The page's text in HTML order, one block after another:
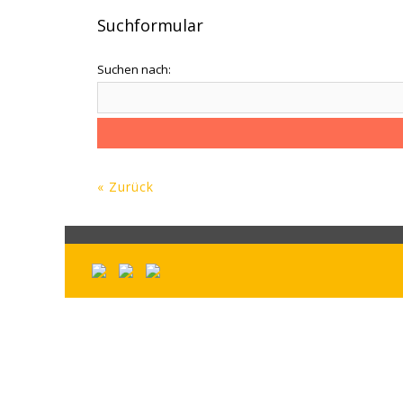
Suchformular
Suchen nach:
« Zurück